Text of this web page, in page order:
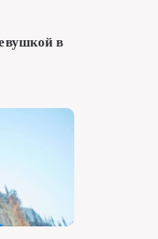
в